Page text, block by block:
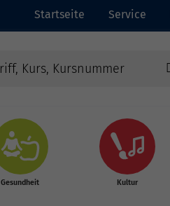
Startseite Service
Gesundheit Kultur